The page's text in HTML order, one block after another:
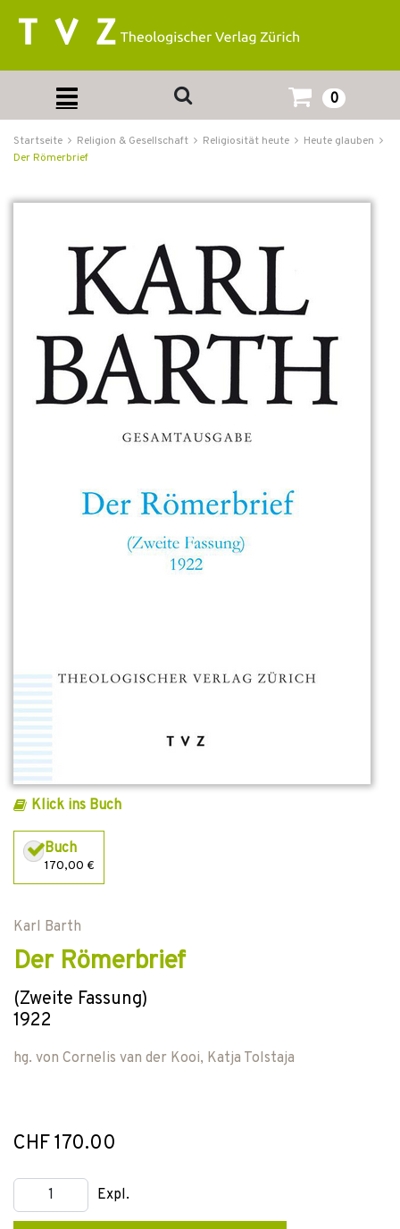
0
Startseite Religion & Gesellschaft Religiosität heute
Heute glauben
Der Römerbrief
Klick ins Buch
Buch
170,00 €
Karl Barth
Der Römerbrief
(Zweite Fassung)
1922
hg. von Cornelis van der Kooi, Katja Tolstaja
CHF 170.00
Expl.